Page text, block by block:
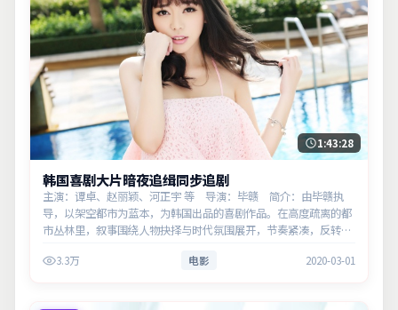
1:43:28
韩国喜剧大片暗夜追缉同步追剧
主演：谭卓、赵丽颖、河正宇 等 导演：毕赣 简介：由毕赣执
导，以架空都市为蓝本，为韩国出品的喜剧作品。在高度疏离的都
市丛林里，叙事围绕人物抉择与时代氛围展开，节奏紧凑，反转不
3.3万 电影 2020-03-01